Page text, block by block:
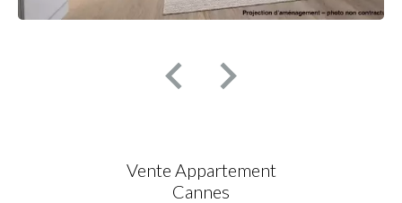
Vente Appartement
Cannes